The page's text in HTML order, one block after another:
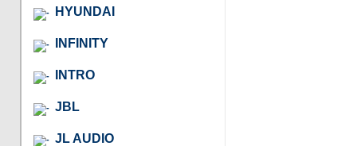
HYUNDAI
INFINITY
INTRO
JBL
JL AUDIO